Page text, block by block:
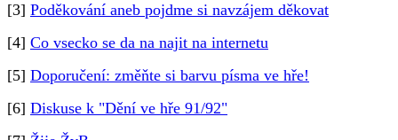
[3] Poděkování aneb pojdme si navzájem děkovat
[4] Co vsecko se da na najit na internetu
[5] Doporučení: změňte si barvu písma ve hře!
[6] Diskuse k "Dění ve hře 91/92"